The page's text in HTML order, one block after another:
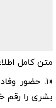
متن کامل
«۱. حضور
بشری را رقم